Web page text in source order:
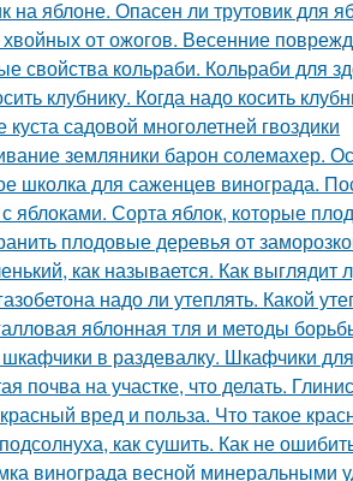
на яблоне. Опасен ли трутовик для
от ожогов. Весенние
свойства кольраби. Кольраби для
клубнику. Когда надо косить
куста садовой многолетней гвоздики
земляники барон солемахер.
школка для саженцев винограда.
яблоками. Сорта яблок, которые
плодовые деревья от
как называется. Как
надо ли утеплять. Какой
яблонная тля и методы
в раздевалку. Шкафчики
почва на участке, что делать.
вред и польза. Что такое
как сушить. Как не
винограда весной минеральными